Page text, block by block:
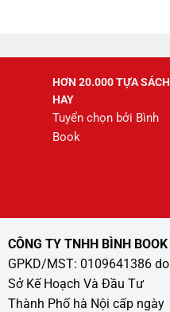
HƠN 20.000 TỰA SÁCH
HAY
Tuyển chọn bởi Bình
Book
CÔNG TY TNHH BÌNH BOOK
GPKD/MST: 0109641386 do
Sở Kế Hoạch Và Đầu Tư
Thành Phố hà Nội cấp ngày